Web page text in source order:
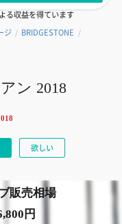
る収益を得ています
ジ / BRIDGESTONE /
ン 2018
欲しい
販売相場
円